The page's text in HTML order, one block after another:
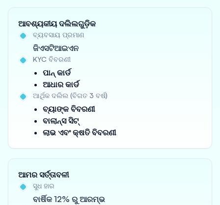
ଆବଶ୍ୟକୀୟ ଦଲିଲଗୁଡ଼ିକ
ବ୍ୟବସାୟ ପ୍ରମାଣ
ଜିଏସଟିଆଇଏନ
KYC ବିବରଣୀ
ପାନ୍ କାର୍ଡ
ଆଧାର କାର୍ଡ
ଆର୍ଥିକ ଦଲିଲ (ବିଗତ 3 ବର୍ଷ)
ବ୍ୟାଙ୍କ ବିବରଣୀ
ବାଲାନ୍ସ ସିଟ୍
ଲାଭ ଏବଂ କ୍ଷତି ବିବରଣୀ
ଆମର ସର୍ତ୍ତାବଳୀ
ସୁଧ ହାର
ବାର୍ଷିକ 12% ରୁ ଆରମ୍ଭ